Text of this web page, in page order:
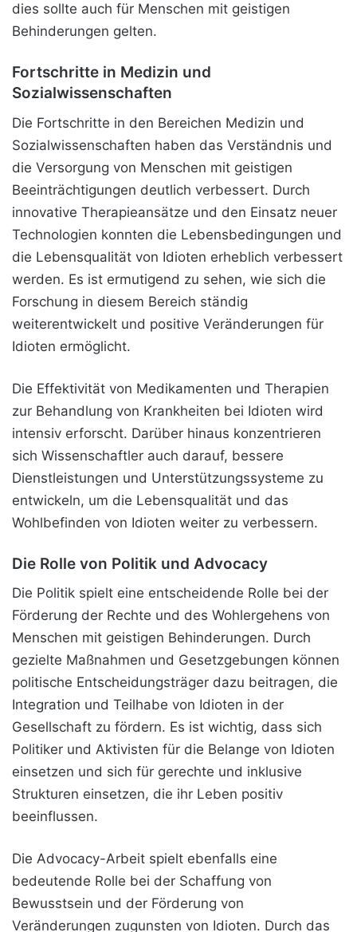
dies sollte auch für Menschen mit geistigen
Behinderungen gelten.
Fortschritte in Medizin und
Sozialwissenschaften
Die Fortschritte in den Bereichen Medizin und
Sozialwissenschaften haben das Verständnis und
die Versorgung von Menschen mit geistigen
Beeinträchtigungen deutlich verbessert. Durch
innovative Therapieansätze und den Einsatz neuer
Technologien konnten die Lebensbedingungen und
die Lebensqualität von Idioten erheblich verbessert
werden. Es ist ermutigend zu sehen, wie sich die
Forschung in diesem Bereich ständig
weiterentwickelt und positive Veränderungen für
Idioten ermöglicht.
Die Effektivität von Medikamenten und Therapien
zur Behandlung von Krankheiten bei Idioten wird
intensiv erforscht. Darüber hinaus konzentrieren
sich Wissenschaftler auch darauf, bessere
Dienstleistungen und Unterstützungssysteme zu
entwickeln, um die Lebensqualität und das
Wohlbefinden von Idioten weiter zu verbessern.
Die Rolle von Politik und Advocacy
Die Politik spielt eine entscheidende Rolle bei der
Förderung der Rechte und des Wohlergehens von
Menschen mit geistigen Behinderungen. Durch
gezielte Maßnahmen und Gesetzgebungen können
politische Entscheidungsträger dazu beitragen, die
Integration und Teilhabe von Idioten in der
Gesellschaft zu fördern. Es ist wichtig, dass sich
Politiker und Aktivisten für die Belange von Idioten
einsetzen und sich für gerechte und inklusive
Strukturen einsetzen, die ihr Leben positiv
beeinflussen.
Die Advocacy-Arbeit spielt ebenfalls eine
bedeutende Rolle bei der Schaffung von
Bewusstsein und der Förderung von
Veränderungen zugunsten von Idioten. Durch das